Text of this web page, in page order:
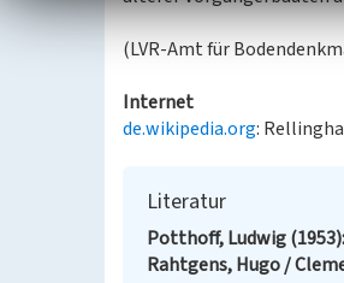
(LVR-Amt für
Internet
de.wikipedia.org:
Literatur
Potthoff, Ludwig (1953)
Rahtgens, Hugo /